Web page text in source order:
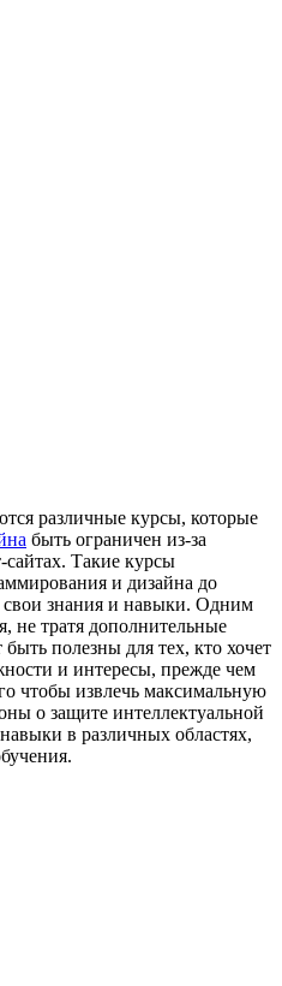
различные курсы, которые
быть ограничен из-за
Такие курсы
и дизайна до
свои знания и навыки. Одним
не тратя дополнительные
полезны для тех, кто хочет
и интересы, прежде чем
чтобы извлечь максимальную
о защите интеллектуальной
в различных областях,